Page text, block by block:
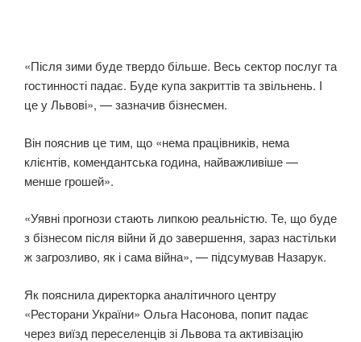
«Після зими буде твердо більше. Весь сектор послуг та
гостинності падає. Буде купа закриттів та звільнень. І
це у Львові», — зазначив бізнесмен.
Він пояснив це тим, що «нема працівників, нема
клієнтів, комендантська година, найважливіше —
менше грошей».
«Уявні прогнози стають липкою реальністю. Те, що буде
з бізнесом після війни й до завершення, зараз настільки
ж загрозливо, як і сама війна», — підсумував Назарук.
Як пояснила директорка аналітичного центру
«Ресторани України» Ольга Насонова, попит падає
через виїзд переселенців зі Львова та активізацію